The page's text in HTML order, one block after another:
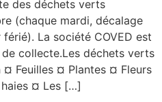
des déchets verts
(chaque mardi, décalage
La société COVED est
collecte.Les déchets verts
Feuilles ¤ Plantes ¤ Fleurs
¤ Les […]